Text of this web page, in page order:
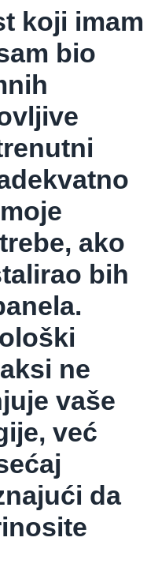
koji imam
bio
ako
bih
ne
vaše
već
da